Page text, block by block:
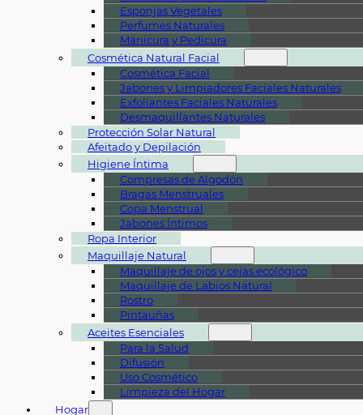
Esponjas Vegetales
Perfumes Naturales
Manicura y Pedicura
Cosmética Natural Facial
Cosmética Facial
Jabones y Limpiadores Faciales Naturales
Exfoliantes Faciales Naturales
Desmaquillantes Naturales
Protección Solar Natural
Afeitado y Depilación
Higiene Íntima
Compresas de Algodón
Bragas Menstruales
Copa Menstrual
Jabones Íntimos
Ropa Interior
Maquillaje Natural
Maquillaje de ojos y cejas ecológico
Maquillaje de Labios Natural
Rostro
Pintauñas
Aceites Esenciales
Para la Salud
Difusión
Uso Cosmético
Limpieza del Hogar
Hogar